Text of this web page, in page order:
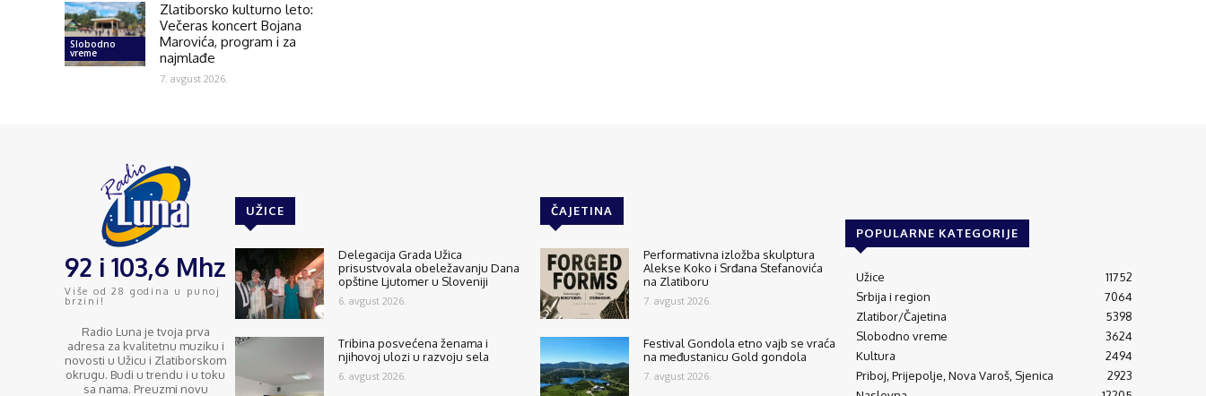
Slobodno
vreme
Zlatiborsko kulturno leto:
Večeras koncert Bojana
Marovića, program i za
najmlađe
7. avgust 2026.
92 i 103,6 Mhz
Više od 28 godina u punoj
brzini!
Radio Luna je tvoja prva
adresa za kvalitetnu muziku i
novosti u Užicu i Zlatiborskom
okrugu. Budi u trendu i u toku
sa nama. Preuzmi novu
UŽICE
Delegacija Grada Užica
prisustvovala obeležavanju Dana
opštine Ljutomer u Sloveniji
6. avgust 2026.
Tribina posvećena ženama i
njihovoj ulozi u razvoju sela
6. avgust 2026.
ČAJETINA
Performativna izložba skulptura
Alekse Koko i Srđana Stefanovića
na Zlatiboru
7. avgust 2026.
Festival Gondola etno vajb se vraća
na međustanicu Gold gondola
7. avgust 2026.
POPULARNE KATEGORIJE
Užice
11752
Srbija i region
7064
Zlatibor/Čajetina
5398
Slobodno vreme
3624
Kultura
2494
Priboj, Prijepolje, Nova Varoš, Sjenica
2923